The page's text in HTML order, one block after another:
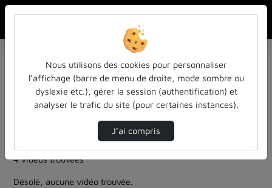
Résultats de la recherche
Filtres actifs (cliquer pour en retirer) :
Français
colloques-et-conferences
cycle-sciences-et-societe-iecl
henri-poincare
cycle-sciences-et-societe-iecl
4 vidéos trouvées
Désolé, aucune vidéo trouvée.
Nous utilisons des cookies pour personnaliser
l’affichage (barre de menu de droite, mode sombre ou
dyslexie etc.), gérer la session (authentification) et
analyser le trafic du site (pour certaines instances).
J’ai compris